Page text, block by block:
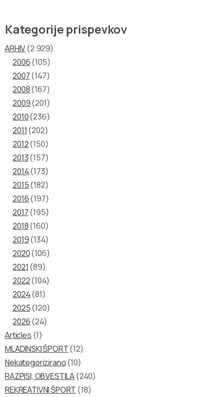
Kategorije prispevkov
ARHIV(2.929)
2006(105)
2007(147)
2008(167)
2009(201)
2010(236)
2011 (202)
2012(150)
2013(157)
2014(173)
2015(182)
2016(197)
2017(195)
2018(160)
2019(134)
2020(106)
2021 (89)
2022(104)
2024(81)
2025(120)
2026(24)
Articles (1)
MLADINSKI ŠPORT(12)
Nekategorizirano(10)
RAZPISI, OBVESTILA(240)
REKREATIVNI ŠPORT (18)